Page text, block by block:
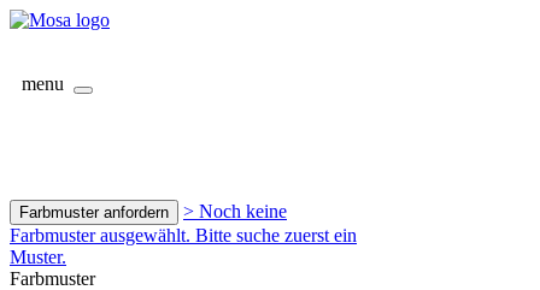
menu
Farbmuster anfordern
> Noch keine
Farbmuster ausgewählt. Bitte suche zuerst ein
Muster.
Farbmuster